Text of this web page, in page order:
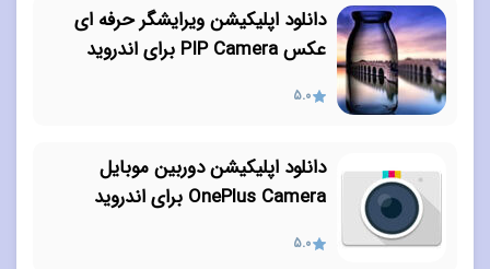
دانلود اپلیکیشن ویرایشگر حرفه ای
عکس PIP Camera برای اندروید
5.0
دانلود اپلیکیشن دوربین موبایل
OnePlus Camera برای اندروید
5.0